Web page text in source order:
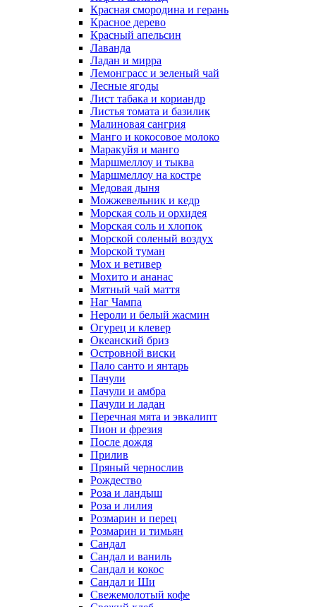
Красная смородина и герань
Красное дерево
Красный апельсин
Лаванда
Ладан и мирра
Лемонграсс и зеленый чай
Лесные ягоды
Лист табака и кориандр
Листья томата и базилик
Малиновая сангрия
Манго и кокосовое молоко
Маракуйя и манго
Маршмеллоу и тыква
Маршмеллоу на костре
Медовая дыня
Можжевельник и кедр
Морская соль и орхидея
Морская соль и хлопок
Морской соленый воздух
Морской туман
Мох и ветивер
Мохито и ананас
Мятный чай маття
Наг Чампа
Нероли и белый жасмин
Огурец и клевер
Океанский бриз
Островной виски
Пало санто и янтарь
Пачули
Пачули и амбра
Пачули и ладан
Перечная мята и эвкалипт
Пион и фрезия
После дождя
Прилив
Пряный чернослив
Рождество
Роза и ландыш
Роза и лилия
Розмарин и перец
Розмарин и тимьян
Сандал
Сандал и ваниль
Сандал и кокос
Сандал и Ши
Свежемолотый кофе